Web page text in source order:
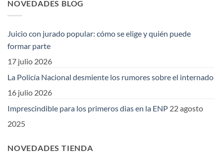
NOVEDADES BLOG
Juicio con jurado popular: cómo se elige y quién puede
formar parte
17 julio 2026
La Policía Nacional desmiente los rumores sobre el internado
16 julio 2026
Imprescindible para los primeros dias en la ENP 22 agosto
2025
NOVEDADES TIENDA